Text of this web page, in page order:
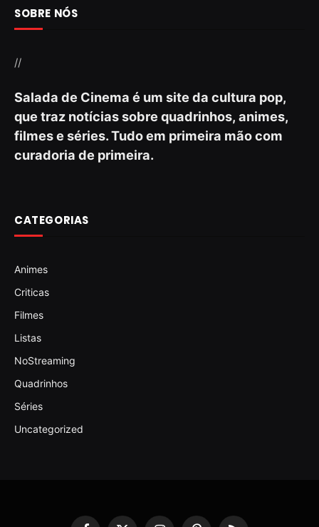
SOBRE NÓS
//
Salada de Cinema é um site da cultura pop,
que traz notícias sobre quadrinhos, animes,
filmes e séries. Tudo em primeira mão com
curadoria de primeira.
CATEGORIAS
Animes
Criticas
Filmes
Listas
NoStreaming
Quadrinhos
Séries
Uncategorized